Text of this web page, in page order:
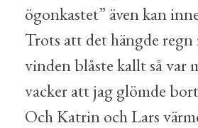
ögonkastet” även kan
Trots att det hängde
vinden blåste kallt så var
vacker att jag glömde
Och Katrin och Lars